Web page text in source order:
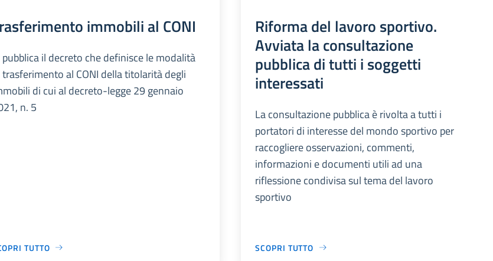
immobili al CONI
pubblica il decreto che definisce le modalità
trasferimento al CONI della titolarità degli
di cui al decreto-legge 29 gennaio
n. 5
TUTTO
Riforma del lavoro sportivo.
Avviata la consultazione
pubblica di tutti i soggetti
interessati
La consultazione pubblica è rivolta a tutti i
portatori di interesse del mondo sportivo per
raccogliere osservazioni, commenti,
informazioni e documenti utili ad una
riflessione condivisa sul tema del lavoro
sportivo
SCOPRI TUTTO